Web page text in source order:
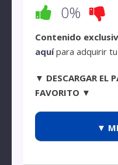
0%
Contenido
aquípara adquirir
▼ DESCARGAR EL
FAVORITO ▼
▼